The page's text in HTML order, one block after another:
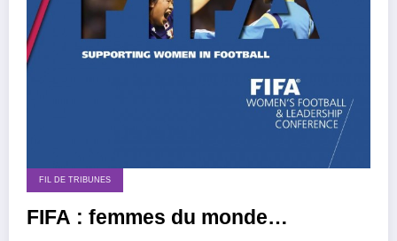
FIL DE TRIBUNES
FIFA : femmes du monde…